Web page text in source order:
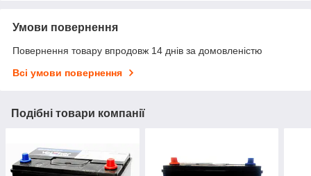
Умови повернення
Повернення товару впродовж 14 днів за домовленістю
Всі умови повернення
Подібні товари компанії